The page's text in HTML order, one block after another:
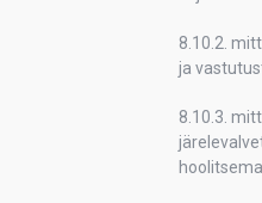
8.10.2.
ja
8.10.3.